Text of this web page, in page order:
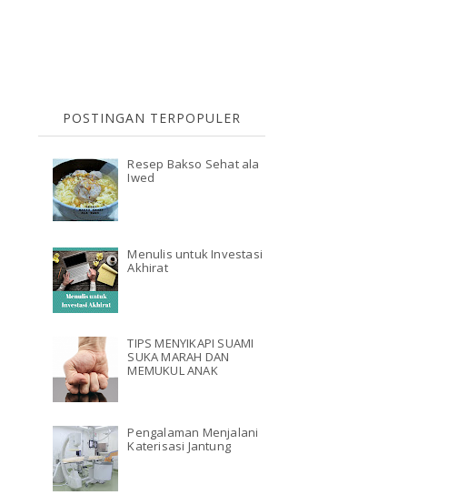
POSTINGAN TERPOPULER
Resep Bakso Sehat ala
Iwed
Menulis untuk Investasi
Akhirat
TIPS MENYIKAPI SUAMI
SUKA MARAH DAN
MEMUKUL ANAK
Pengalaman Menjalani
Katerisasi Jantung